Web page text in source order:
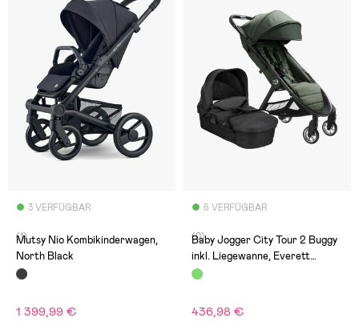
3 VERFÜGBAR
(1)
Mutsy Nio Kombikinderwagen,
North Black
1 399,99 €
6 VERFÜGBAR
(0)
Baby Jogger City Tour 2 Buggy
inkl. Liegewanne, Everett
Green/Jet
436,98 €